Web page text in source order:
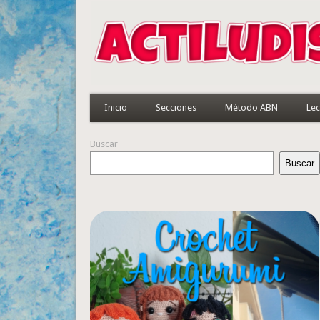
Inicio Secciones Método ABN
Buscar
Buscar